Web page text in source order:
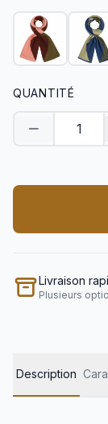
QUANTITÉ
Diminuer la
Livraison
Plusieurs
Description